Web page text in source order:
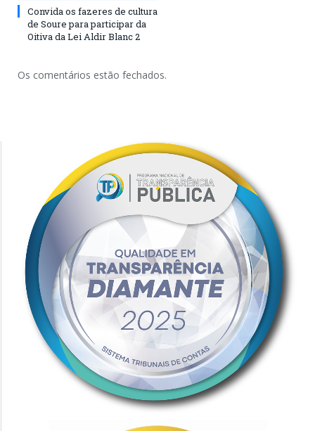
Convida os fazeres de cultura
de Soure para participar da
Oitiva da Lei Aldir Blanc 2
Os comentários estão fechados.